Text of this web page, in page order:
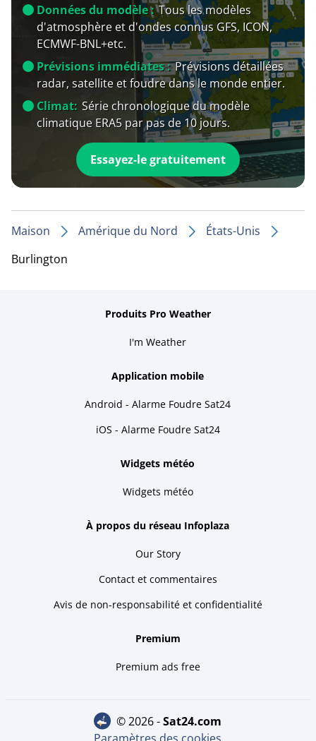
Données du modèle : Tous les modèles
d'atmosphère et d'ondes connus GFS, ICON,
ECMWF-BNL+etc.
Prévisions immédiates : Prévisions détaillées
radar, satellite et foudre dans le monde entier.
Climat: Série chronologique du modèle
climatique ERA5 par pas de 10 jours.
Essayez-le gratuitement
Maison Amérique du Nord
États-Unis
Burlington
Produits Pro Weather
I'm Weather
Application mobile
Android - Alarme Foudre Sat24
iOS - Alarme Foudre Sat24
Widgets météo
Widgets météo
À propos du réseau Infoplaza
Our Story
Contact et commentaires
Avis de non-responsabilité et confidentialité
Premium
Premium ads free
© 2026 - sat24.com